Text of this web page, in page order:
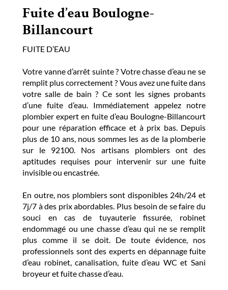
Fuite d’eau Boulogne-
Billancourt
FUITE D’EAU
Votre vanne d’arrêt suinte ? Votre chasse d’eau ne se
remplit plus correctement ? Vous avez une fuite dans
votre salle de bain ? Ce sont les signes probants
d’une fuite d’eau. Immédiatement appelez notre
plombier expert en fuite d’eau Boulogne-Billancourt
pour une réparation efficace et à prix bas. Depuis
plus de 10 ans, nous sommes les as de la plomberie
sur le 92100. Nos artisans plombiers ont des
aptitudes requises pour intervenir sur une fuite
invisible ou encastrée.
En outre, nos plombiers sont disponibles 24h/24 et
7j/7 à des prix abordables. Plus besoin de se faire du
souci en cas de tuyauterie fissurée, robinet
endommagé ou une chasse d’eau qui ne se remplit
plus comme il se doit. De toute évidence, nos
professionnels sont des experts en dépannage fuite
d’eau robinet, canalisation, fuite d’eau WC et Sani
broyeur et fuite chasse d’eau.